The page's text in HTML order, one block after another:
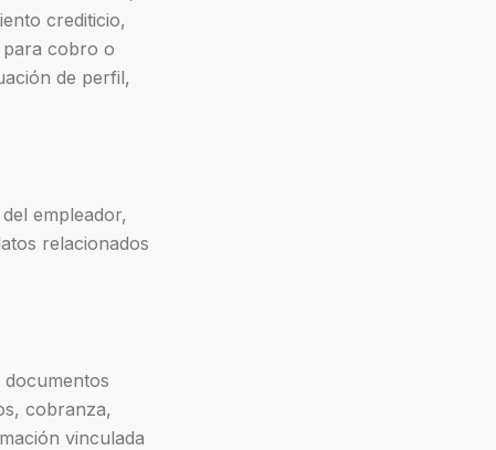
crediticio,
para cobro o
de perfil,
empleador,
relacionados
cobranza,
vinculada